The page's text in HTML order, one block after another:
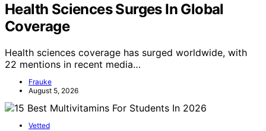
Health Sciences Surges In Global
Coverage
Health sciences coverage has surged worldwide, with
22 mentions in recent media…
Frauke
August 5, 2026
Vetted